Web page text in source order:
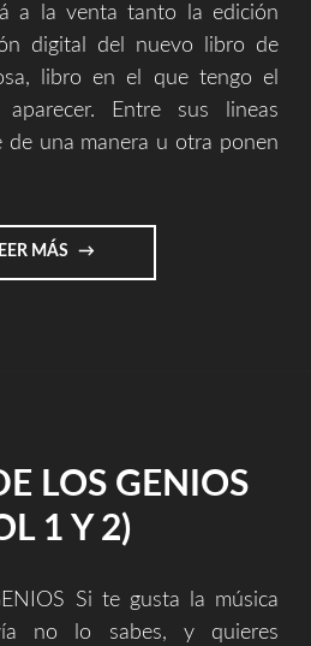
a la venta tanto la edición
digital del nuevo libro de
libro en el que tengo el
Entre sus lineas
de una manera u otra ponen
MÁS "SOTTO
VOCE
LOS GENIOS
1 Y 2)
Si te gusta la música
no lo sabes, y quieres